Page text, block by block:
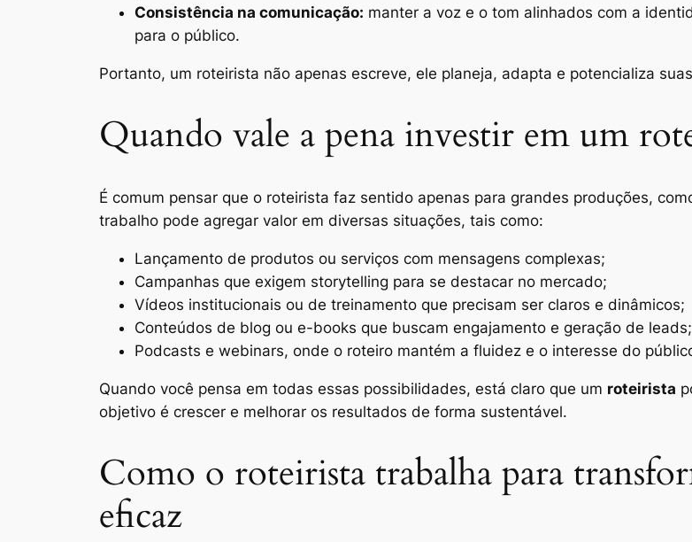
Consistência na comunicação: manter a voz e o tom alinhados com a
para o público.
Portanto, um roteirista não apenas escreve, ele planeja, adapta e potencializa
Quando vale a pena investir em um
É comum pensar que o roteirista faz sentido apenas para grandes produções,
trabalho pode agregar valor em diversas situações, tais como:
Lançamento de produtos ou serviços com mensagens complexas;
Campanhas que exigem storytelling para se destacar no mercado;
Vídeos institucionais ou de treinamento que precisam ser claros e dinâmicos;
Conteúdos de blog ou e-books que buscam engajamento e geração de leads;
Podcasts e webinars, onde o roteiro mantém a fluidez e o interesse do
Quando você pensa em todas essas possibilidades, está claro que um roteirista
objetivo é crescer e melhorar os resultados de forma sustentável.
Como o roteirista trabalha para
eficaz